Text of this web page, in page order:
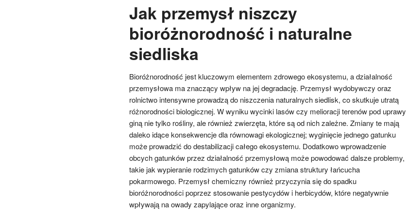
Jak przemysł niszczy
bioróżnorodność i naturalne
siedliska
Bioróżnorodność jest kluczowym elementem zdrowego ekosystemu, a działalność
przemysłowa ma znaczący wpływ na jej degradację. Przemysł wydobywczy oraz
rolnictwo intensywne prowadzą do niszczenia naturalnych siedlisk, co skutkuje utratą
różnorodności biologicznej. W wyniku wycinki lasów czy melioracji terenów pod uprawy
giną nie tylko rośliny, ale również zwierzęta, które są od nich zależne. Zmiany te mają
daleko idące konsekwencje dla równowagi ekologicznej; wyginięcie jednego gatunku
może prowadzić do destabilizacji całego ekosystemu. Dodatkowo wprowadzenie
obcych gatunków przez działalność przemysłową może powodować dalsze problemy,
takie jak wypieranie rodzimych gatunków czy zmiana struktury łańcucha
pokarmowego. Przemysł chemiczny również przyczynia się do spadku
bioróżnorodności poprzez stosowanie pestycydów i herbicydów, które negatywnie
wpływają na owady zapylające oraz inne organizmy.